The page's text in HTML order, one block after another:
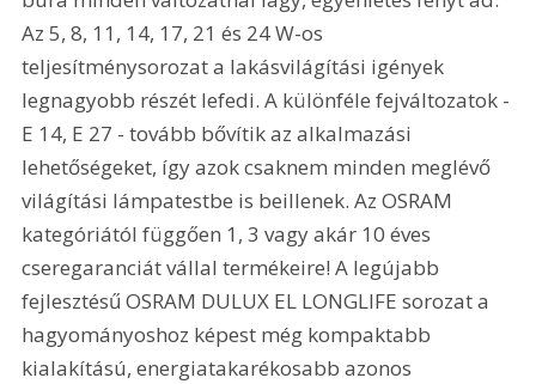
Az 5, 8, 11, 14, 17, 21 és 24 W-os
teljesítménysorozat a lakásvilágítási igények
legnagyobb részét lefedi. A különféle fejváltozatok -
E 14, E 27 - tovább bővítik az alkalmazási
lehetőségeket, így azok csaknem minden meglévő
világítási lámpatestbe is beillenek. Az OSRAM
kategóriától függően 1, 3 vagy akár 10 éves
cseregaranciát vállal termékeire! A legújabb
fejlesztésű OSRAM DULUX EL LONGLIFE sorozat a
hagyományoshoz képest még kompaktabb
kialakítású, energiatakarékosabb azonos